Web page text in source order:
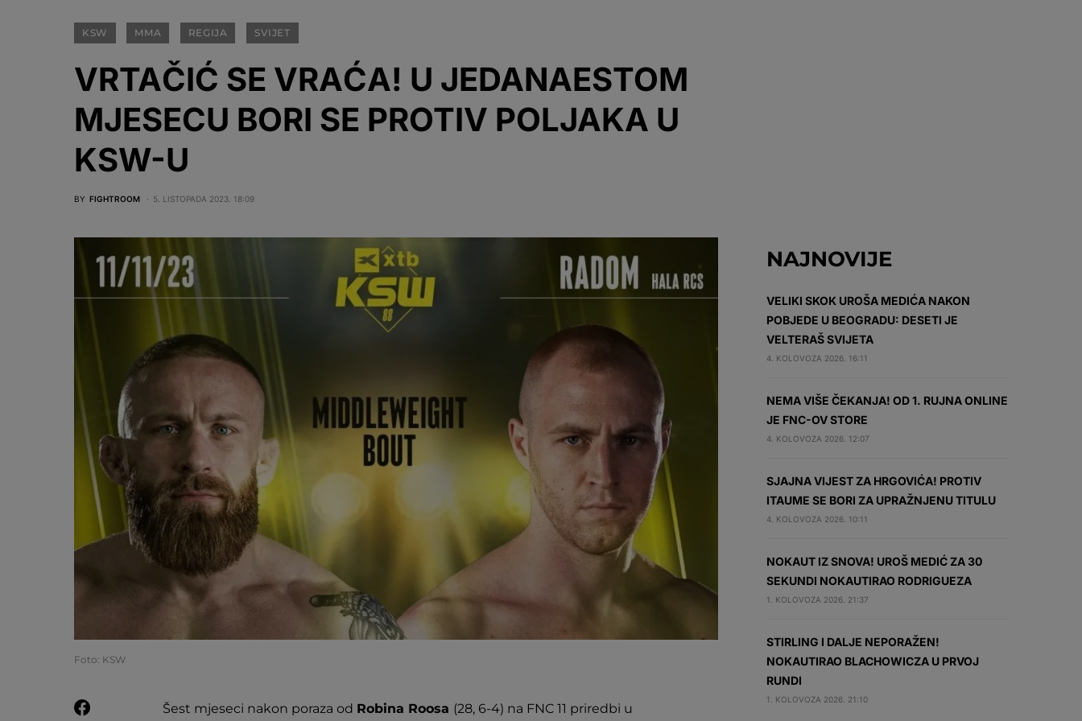
KSW MMA REGIJA SVIJET
VRTAČIĆ SE VRAĆA! U JEDANAESTOM
MJESECU BORI SE PROTIV POLJAKA U
KSW-U
BY FIGHTROOM 5. LISTOPADA 2023. 18:09
Foto: KSW
Šest mjeseci nakon poraza od Robina Roosa (28, 6-4) na FNC 11 priredbi u
NAJNOVIJE
VELIKI SKOK UROŠA MEDIĆA NAKON
POBJEDE U BEOGRADU: DESETI JE
VELTERAŠ SVIJETA
4. KOLOVOZA 2026. 16:11
NEMA VIŠE ČEKANJA! OD 1. RUJNA ONLINE
JE FNC-OV STORE
4. KOLOVOZA 2026. 12:07
SJAJNA VIJEST ZA HRGOVIĆA! PROTIV
ITAUME SE BORI ZA UPRAŽNJENU TITULU
4. KOLOVOZA 2026. 10:11
NOKAUT IZ SNOVA! UROŠ MEDIĆ ZA 30
SEKUNDI NOKAUTIRAO RODRIGUEZA
1. KOLOVOZA 2026. 21:37
STIRLING I DALJE NEPORAŽEN!
NOKAUTIRAO BLACHOWICZA U PRVOJ
RUNDI
1. KOLOVOZA 2026. 21:10